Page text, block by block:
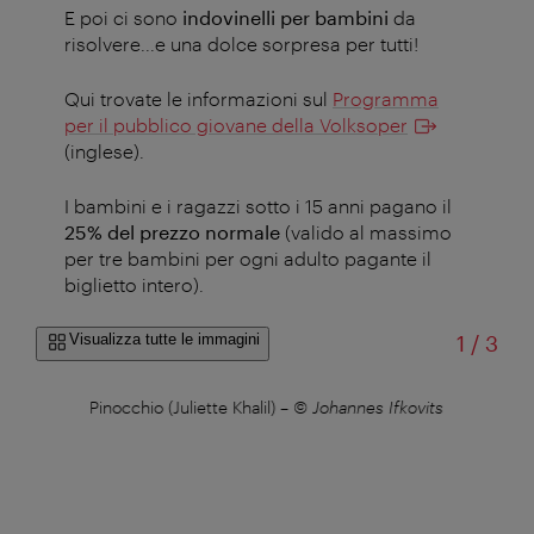
E poi ci sono indovinelli per bambini da
risolvere...e una dolce sorpresa per tutti!
Qui trovate le informazioni sul Programma
per il pubblico giovane della Volksoper
(inglese).
I bambini e i ragazzi sotto i 15 anni pagano il
25% del prezzo normale (valido al massimo
per tre bambini per ogni adulto pagante il
biglietto intero).
Visualizza tutte le immagini 1 /di
3
Pinocchio (Juliette Khalil) – © Johannes Ifkovits